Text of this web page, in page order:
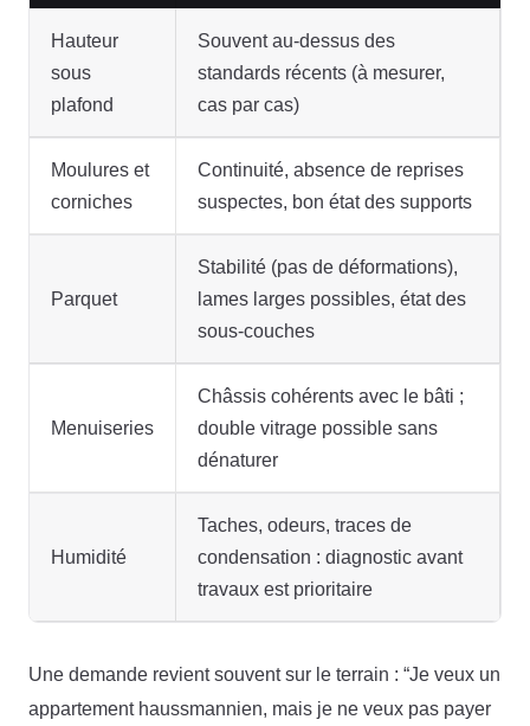
Hauteur
sous
plafond
Souvent au-dessus des
standards récents (à mesurer,
cas par cas)
Moulures et
corniches
Continuité, absence de reprises
suspectes, bon état des supports
Parquet
Stabilité (pas de déformations),
lames larges possibles, état des
sous-couches
Menuiseries
Châssis cohérents avec le bâti ;
double vitrage possible sans
dénaturer
Humidité
Taches, odeurs, traces de
condensation : diagnostic avant
travaux est prioritaire
Une demande revient souvent sur le terrain : “Je veux un
appartement haussmannien, mais je ne veux pas payer